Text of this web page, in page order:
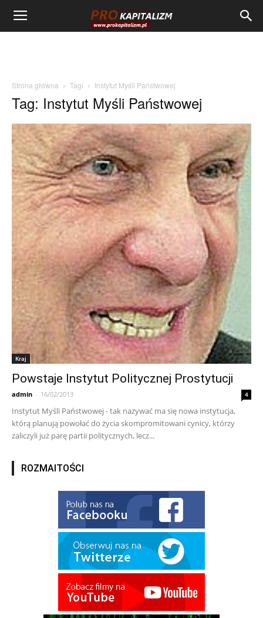
Strona główna Tagi Instytut Myśli Państwowej
Tag: Instytut Myśli Państwowej
Kraj
Powstaje Instytut Politycznej Prostytucji
admin - 16/02/2013 4
Instytut Myśli Państwowej - tak nazywać ma się nowa instytucja,
którą planują powołać do życia skompromitowani cynicy, którzy
zaliczyli już parę partii politycznych, lecz...
ROZMAITOŚCI